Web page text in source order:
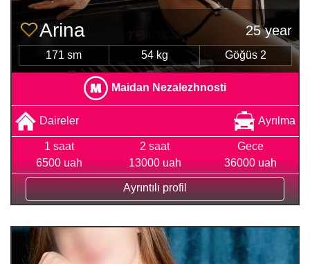
Arina 25 year
171 sm 54 kg Göğüs 2
Maidan Nezalezhnosti
Daireler Ayrılma
1 saat
6500 uah
2 saat
13000 uah
Gece
36000 uah
Ayrıntılı profil